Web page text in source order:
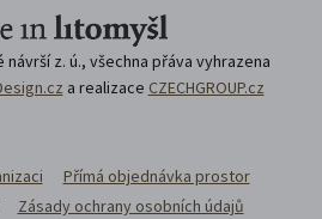
návrší z. ú., všechna přáva vyhrazena
a realizace CZECHGROUP.cz
Přímá objednávka prostor
Zásady ochrany osobních údajů